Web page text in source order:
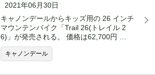
2021年06月30日
キャノンデールからキッズ用の 26 インチ
マウンテンバイク「Trail 26(トレイル 2
6)」が発売される。 価格は62,700円 …
キャノンデール